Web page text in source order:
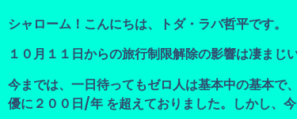
シャローム！こんにちは、トダ・ラバ哲平です。
１０月１１日からの旅行制限解除の影響は凄まじ
今までは、一日待ってもゼロ人は基本中の基本で
優に２００日/年 を超えておりました。しかし、